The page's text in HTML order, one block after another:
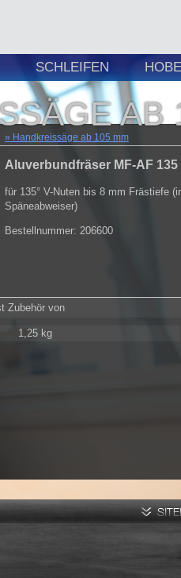
SCHLEIFEN
AB
Handkreissäge ab 105 mm
Aluverbundfräser MF-AF 135
für 135° V-Nuten bis 8 mm Frästiefe
Späneabweiser)
Bestellnummer: 206600
Zubehör von
1,25 kg